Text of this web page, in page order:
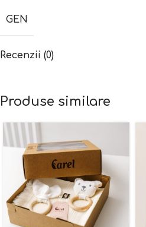
GEN
Recenzii (0)
Produse similare